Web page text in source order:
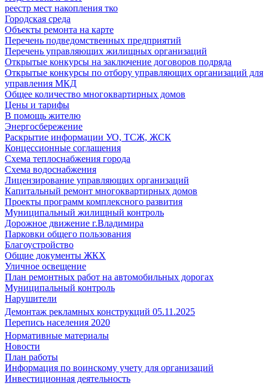
реестр мест накопления тко
Городская среда
Объекты ремонта на карте
Перечень подведомственных предприятий
Перечень управляющих жилищных организаций
Открытые конкурсы на заключение договоров подряда
Открытые конкурсы по отбору управляющих организаций для
управления МКД
Общее количество многоквартирных домов
Цены и тарифы
В помощь жителю
Энергосбережение
Раскрытие информации УО, ТСЖ, ЖСК
Концессионные соглашения
Схема теплоснабжения города
Схема водоснабжения
Лицензирование управляющих организаций
Капитальный ремонт многоквартирных домов
Проекты программ комплексного развития
Муниципальный жилищный контроль
Дорожное движение г.Владимира
Парковки общего пользования
Благоустройство
Общие документы ЖКХ
Уличное освещение
План ремонтных работ на автомобильных дорогах
Муниципальный контроль
Нарушители
Демонтаж рекламных конструкций 05.11.2025
Перепись населения 2020
Нормативные материалы
Новости
План работы
Информация по воинскому учету для организаций
Инвестиционная деятельность